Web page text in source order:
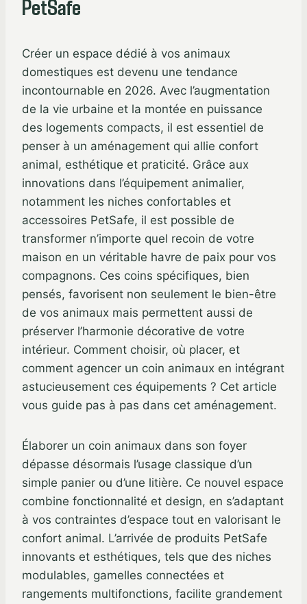
PetSafe
Créer un espace dédié à vos animaux
domestiques est devenu une tendance
incontournable en 2026. Avec l’augmentation
de la vie urbaine et la montée en puissance
des logements compacts, il est essentiel de
penser à un aménagement qui allie confort
animal, esthétique et praticité. Grâce aux
innovations dans l’équipement animalier,
notamment les niches confortables et
accessoires PetSafe, il est possible de
transformer n’importe quel recoin de votre
maison en un véritable havre de paix pour vos
compagnons. Ces coins spécifiques, bien
pensés, favorisent non seulement le bien-être
de vos animaux mais permettent aussi de
préserver l’harmonie décorative de votre
intérieur. Comment choisir, où placer, et
comment agencer un coin animaux en intégrant
astucieusement ces équipements ? Cet article
vous guide pas à pas dans cet aménagement.
Élaborer un coin animaux dans son foyer
dépasse désormais l’usage classique d’un
simple panier ou d’une litière. Ce nouvel espace
combine fonctionnalité et design, en s’adaptant
à vos contraintes d’espace tout en valorisant le
confort animal. L’arrivée de produits PetSafe
innovants et esthétiques, tels que des niches
modulables, gamelles connectées et
rangements multifonctions, facilite grandement